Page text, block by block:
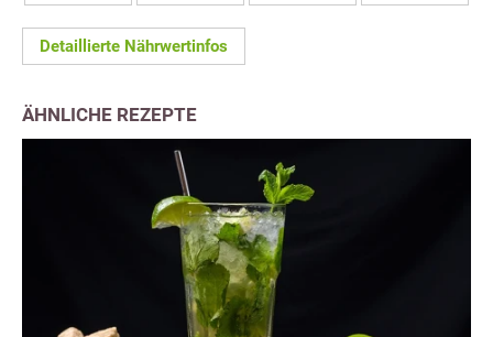
Detaillierte Nährwertinfos
ÄHNLICHE REZEPTE